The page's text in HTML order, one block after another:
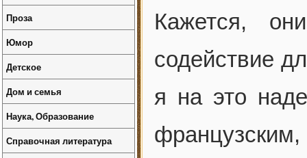
Кажется,
содействие
я на это
Проза
Юмор
Детское
Дом и семья
Наука, Образование
Справочная литература